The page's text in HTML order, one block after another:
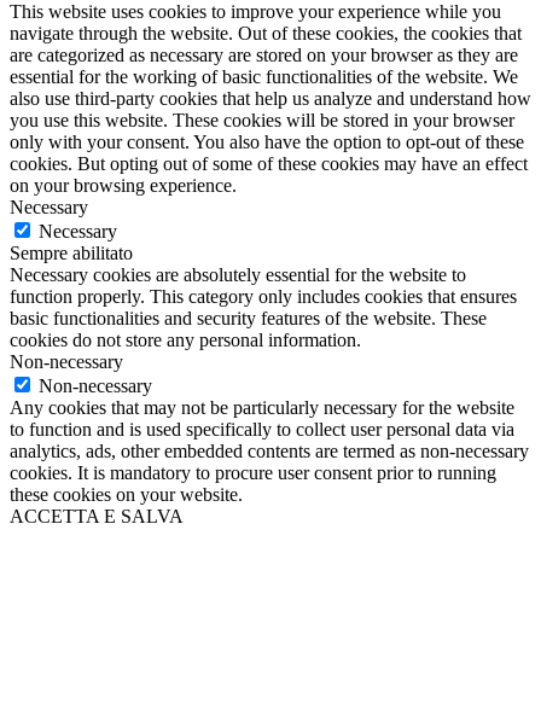
This website uses cookies to improve your experience while you
navigate through the website. Out of these cookies, the cookies that
are categorized as necessary are stored on your browser as they are
essential for the working of basic functionalities of the website. We
also use third-party cookies that help us analyze and understand how
you use this website. These cookies will be stored in your browser
only with your consent. You also have the option to opt-out of these
cookies. But opting out of some of these cookies may have an effect
on your browsing experience.
Necessary
Necessary
Sempre abilitato
Necessary cookies are absolutely essential for the website to
function properly. This category only includes cookies that ensures
basic functionalities and security features of the website. These
cookies do not store any personal information.
Non-necessary
Non-necessary
Any cookies that may not be particularly necessary for the website
to function and is used specifically to collect user personal data via
analytics, ads, other embedded contents are termed as non-necessary
cookies. It is mandatory to procure user consent prior to running
these cookies on your website.
ACCETTA E SALVA